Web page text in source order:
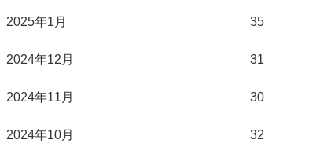
2025年1月 35
2024年12月 31
2024年11月 30
2024年10月 32